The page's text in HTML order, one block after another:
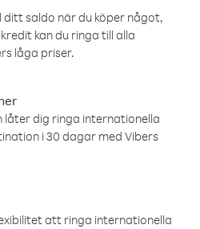
saldo när du köper något,
kan du ringa till alla
låga priser.
dig ringa internationella
i 30 dagar med Vibers
att ringa internationella